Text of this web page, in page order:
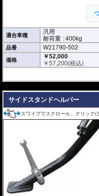
またセンタースタンドを立てる際
設置されて安全面にも高い信頼性
狭い空間での車輌保管には威力を
※商品説明の動画は旧型製品です
適合車種
汎用
耐荷重 : 400kg
品番 W21790-502
価格
￥52,000
￥57,200(税込)
サイドスタンドヘルパー
スワイプでスクロール、クリック(